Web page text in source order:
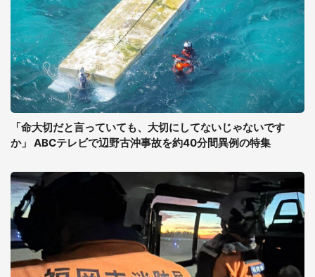
「命大切だと言っていても、大切にしてないじゃないです
か」 ABCテレビで辺野古沖事故を約40分間異例の特集